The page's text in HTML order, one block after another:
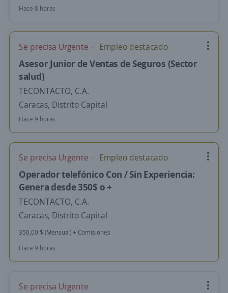
Hace 8 horas
Se precisa Urgente Empleo destacado
Asesor Junior de Ventas de Seguros (Sector
salud)
TECONTACTO, C.A.
Caracas, Distrito Capital
Hace 9 horas
Se precisa Urgente Empleo destacado
Operador telefónico Con / Sin Experiencia:
Genera desde 350$ o +
TECONTACTO, C.A.
Caracas, Distrito Capital
350,00 $ (Mensual) + Comisiones
Hace 9 horas
Se precisa Urgente